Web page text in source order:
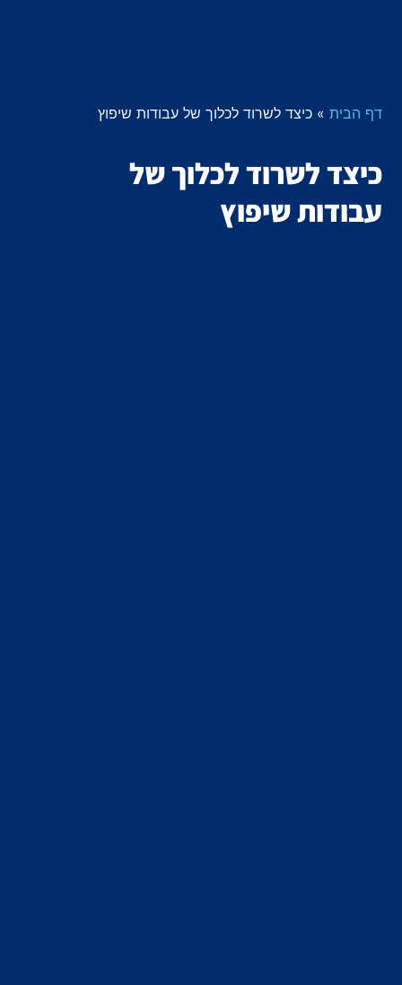
דף הבית »כיצד לשרוד לכלוך של עבודות שיפוץ
כיצד לשרוד לכלוך של
עבודות שיפוץ